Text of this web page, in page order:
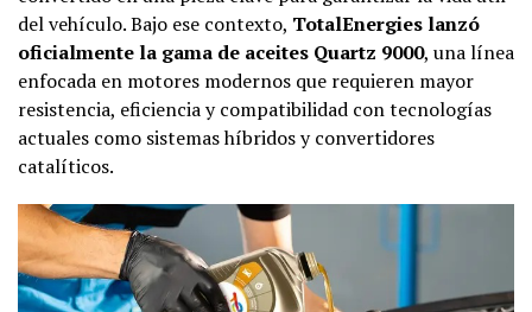
del vehículo. Bajo ese contexto, TotalEnergies lanzó
oficialmente la gama de aceites Quartz 9000, una línea
enfocada en motores modernos que requieren mayor
resistencia, eficiencia y compatibilidad con tecnologías
actuales como sistemas híbridos y convertidores
catalíticos.